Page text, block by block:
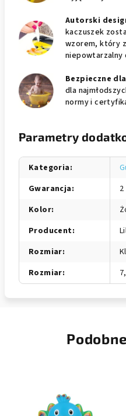
Autorski
kaczuszek
wzorem, który
niepowtarzalny
Bezpieczne
dla
normy i
Parametry
Kategoria:
Gwarancja:
Kolor:
Producent:
Rozmiar:
Rozmiar: